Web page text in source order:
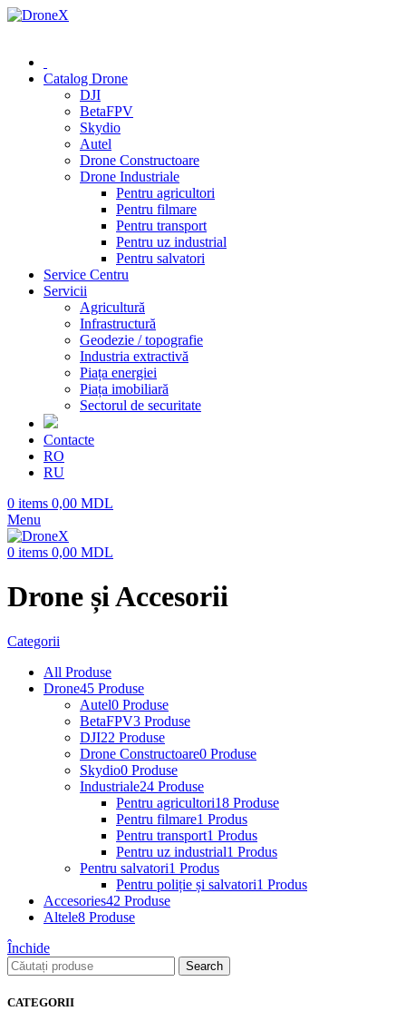
Catalog Drone
DJI
BetaFPV
Skydio
Autel
Drone Constructoare
Drone Industriale
Pentru agricultori
Pentru filmare
Pentru transport
Pentru uz industrial
Pentru salvatori
Service Centru
Servicii
Agricultură
Infrastructură
Geodezie / topografie
Industria extractivă
Piața energiei
Piața imobiliară
Sectorul de securitate
Contacte
RO
RU
0 items 0,00 MDL
Menu
0 items 0,00 MDL
Drone și Accesorii
Categorii
All Produse
Drone45 Produse
Autel0 Produse
BetaFPV3 Produse
DJI22 Produse
Drone Constructoare0 Produse
Skydio0 Produse
Industriale24 Produse
Pentru agricultori18 Produse
Pentru filmare1 Produs
Pentru transport1 Produs
Pentru uz industrial1 Produs
Pentru salvatori1 Produs
Pentru poliție și salvatori1 Produs
Accesories42 Produse
Altele8 Produse
Închide
Search
CATEGORII